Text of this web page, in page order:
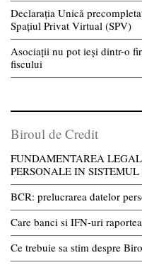
Declarația Unică
Spațiul Privat Virtual (SPV)
Asociații nu pot ieși dintr-o
fiscului
Biroul de Credit
FUNDAMENTAREA
PERSONALE IN
BCR: prelucrarea datelor
Care banci si IFN-uri
Ce trebuie sa stim despre